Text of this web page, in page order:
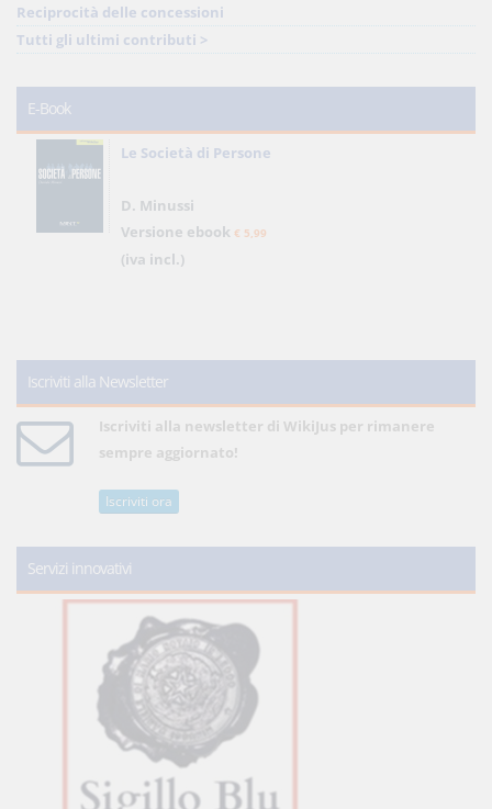
Reciprocità delle concessioni
Tutti gli ultimi contributi >
E-Book
Le Società di Persone
D. Minussi
Versione ebook € 5,99
(iva incl.)
Iscriviti alla Newsletter
Iscriviti alla newsletter di WikiJus per rimanere
sempre aggiornato!
Iscriviti ora
Servizi innovativi